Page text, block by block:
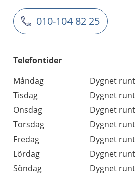
010-104 82 25
Telefontider
Måndag
Dygnet runt
Tisdag
Dygnet runt
Onsdag
Dygnet runt
Torsdag
Dygnet runt
Fredag
Dygnet runt
Lördag
Dygnet runt
Söndag
Dygnet runt